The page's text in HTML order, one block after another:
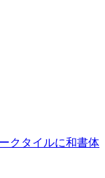
クタイルに和書体